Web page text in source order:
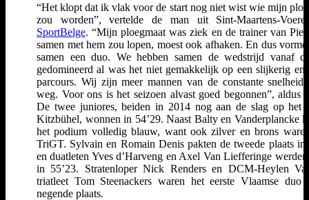
“Het klopt dat ik vlak voor de start nog niet wist wie mijn
zou worden”, vertelde de man uit Sint-Maartens-
SportBelge. “Mijn ploegmaat was ziek en de trainer van
samen met hem zou lopen, moest ook afhaken. En dus
samen een duo. We hebben samen de wedstrijd vanaf
gedomineerd al was het niet gemakkelijk op een slijkerig en
parcours. Wij zijn meer mannen van de constante snelheid
weg. Voor ons is het seizoen alvast goed begonnen”, aldus
De twee juniores, beiden in 2014 nog aan de slag op het
Kitzbühel, wonnen in 54’29. Naast Balty en Vanderplancke
het podium volledig blauw, want ook zilver en brons
TriGT. Sylvain en Romain Denis pakten de tweede plaats in
en duatleten Yves d’Harveng en Axel Van Liefferinge werden
in 55’23. Stratenloper Nick Renders en DCM-Heylen
triatleet Tom Steenackers waren het eerste Vlaamse duo
negende plaats.